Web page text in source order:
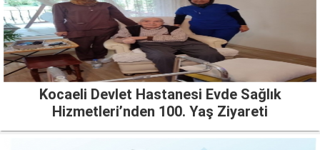
Kocaeli Devlet Hastanesi Evde Sağlık
Hizmetleri’nden 100. Yaş Ziyareti